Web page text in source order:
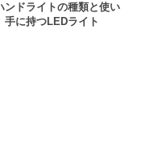
ンドライトの種類と使い
に持つLEDライト